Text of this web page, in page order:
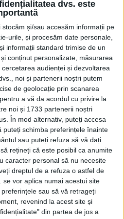
dvs. este
stocăm și/sau accesăm informații pe
urile, și procesăm date personale,
informații standard trimise de un
conținut personalizate, măsurarea
audienței și dezvoltarea
noi și partenerii noștri putem
de geolocație prin scanarea
a vă da acordul cu privire la
noi și 1733 partenerii noștri
În mod alternativ, puteți accesa
puteți schimba preferințele înainte
sau puteți refuza să vă dați
rețineți că este posibil ca anumite
caracter personal să nu necesite
dreptul de a refuza o astfel de
se vor aplica numai acestui site
sau să vă retrageți
revenind la acest site și
din partea de jos a
pentru avioane în
că a descoperit recent
în apa potabilă de la...
istorie din Europa! .